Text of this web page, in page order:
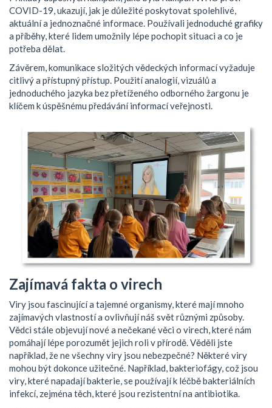
COVID-19, ukazují, jak je důležité poskytovat spolehlivé,
aktuální a jednoznačné informace. Používali jednoduché grafiky
a příběhy, které lidem umožnily lépe pochopit situaci a co je
potřeba dělat.
Závěrem, komunikace složitých vědeckých informací vyžaduje
citlivý a přístupný přístup. Použití analogií, vizuálů a
jednoduchého jazyka bez přetíženého odborného žargonu je
klíčem k úspěšnému předávání informací veřejnosti.
Zajímavá fakta o virech
Viry jsou fascinující a tajemné organismy, které mají mnoho
zajímavých vlastností a ovlivňují náš svět různými způsoby.
Vědci stále objevují nové a nečekané věci o virech, které nám
pomáhají lépe porozumět jejich roli v přírodě. Věděli jste
například, že ne všechny viry jsou nebezpečné? Některé viry
mohou být dokonce užitečné. Například, bakteriofágy, což jsou
viry, které napadají bakterie, se používají k léčbě bakteriálních
infekcí, zejména těch, které jsou rezistentní na antibiotika.